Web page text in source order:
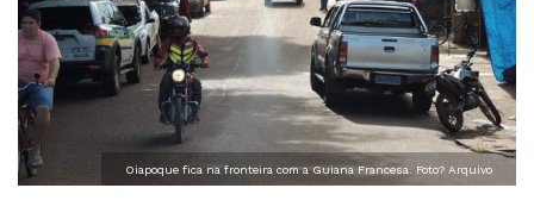
Oiapoque fica na fronteira com a Guiana Francesa. Foto? Arquivo